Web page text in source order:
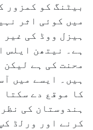
بیٹنگ کو کمزور
میں کوئی اثر
ہیزل ووڈ کی
ہے۔ نیتھن ایلس
محنت کی ہے
ہیں۔ ایسے میں
کا موقع دے سکتا
ہندوستان کی
کرنے اور ورلڈ